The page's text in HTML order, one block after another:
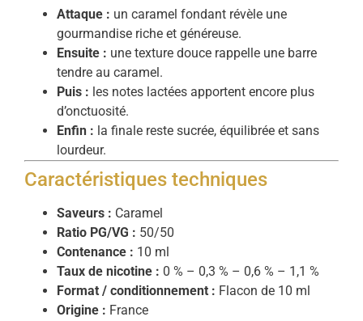
Attaque : un caramel fondant révèle une
gourmandise riche et généreuse.
Ensuite : une texture douce rappelle une barre
tendre au caramel.
Puis : les notes lactées apportent encore plus
d’onctuosité.
Enfin : la finale reste sucrée, équilibrée et sans
lourdeur.
Caractéristiques techniques
Saveurs : Caramel
Ratio PG/VG : 50/50
Contenance : 10 ml
Taux de nicotine : 0 % – 0,3 % – 0,6 % – 1,1 %
Format / conditionnement : Flacon de 10 ml
Origine : France